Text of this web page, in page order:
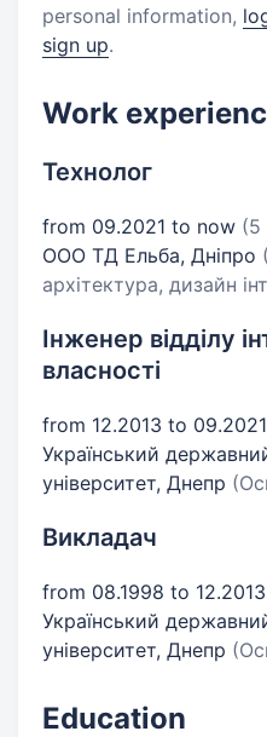
personal information,
sign up.
Work
Технолог
from 09.2021 to now (5
ООО ТД Ельба, Дніпро
архітектура, дизайн
Інженер відділу
власності
from 12.2013 to 09.2021
Український
університет, Днепр
Викладач
from 08.1998 to 12.2013
Український
університет, Днепр
Education